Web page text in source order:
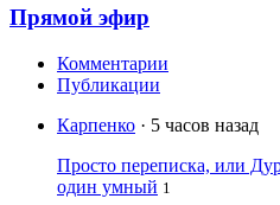
Прямой эфир
Комментарии
Публикации
Карпенко · 5 часов назад
Просто переписка, или
один умный 1